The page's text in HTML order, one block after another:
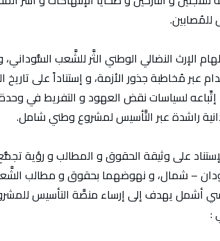
للمُصابين.
الإرث النضالي الوطني الثَّر للشَّعب
إتِّباعه لسياسات نقض العهود و التفريط في
راشدة عبر التَّأسيس لمشروع وطني شامل.
على وثيقة الحقوق و المطالب و رؤية
– شمال، و نهوضهما بحقوق و مطالب
أشمل يهدف إلى إرساء منصَّة التأسيس
: